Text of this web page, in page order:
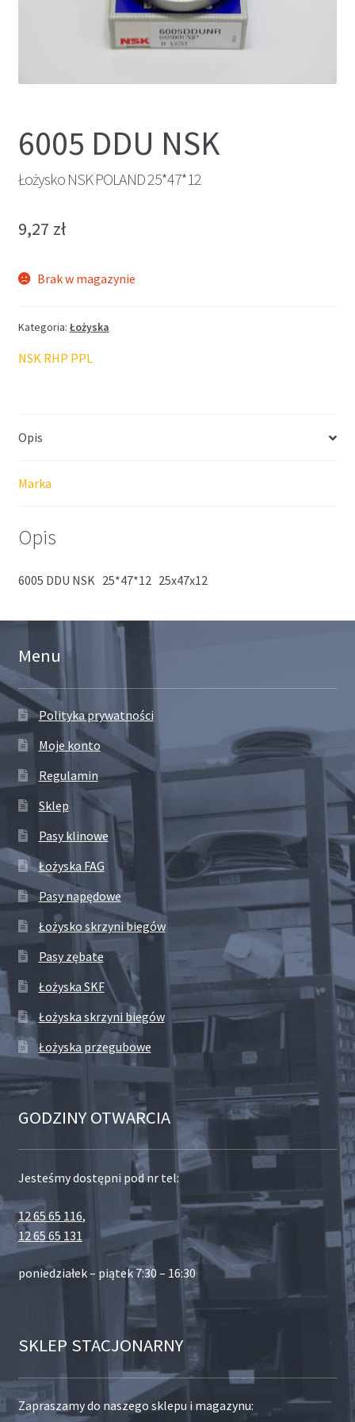
6005 DDU NSK
Łożysko NSK POLAND 25*47*12
9,27 zł
Brak w magazynie
Kategoria: Łożyska
NSK RHP PPL
Opis
Marka
Opis
6005 DDU NSK 25*47*12 25x47x12
Menu
Polityka prywatności
Moje konto
Regulamin
Sklep
Pasy klinowe
Łożyska FAG
Pasy napędowe
Łożysko skrzyni biegów
Pasy zębate
Łożyska SKF
Łożyska skrzyni biegów
Łożyska przegubowe
GODZINY OTWARCIA
Jesteśmy dostępni pod nr tel:
12 65 65 116,
12 65 65 131
poniedziałek – piątek 7:30 – 16:30
SKLEP STACJONARNY
Zapraszamy do naszego sklepu i magazynu: